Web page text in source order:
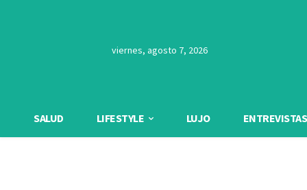
viernes, agosto 7, 2026
SALUD LIFESTYLE LUJO ENTREVISTAS